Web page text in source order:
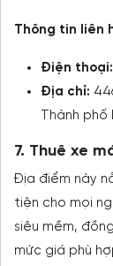
Thông tin liên
Điện thoại:
Địa chỉ:
Thành phố
7. Thuê xe
Địa điểm này
tiện cho mọi
siêu mềm,
mức giá phù